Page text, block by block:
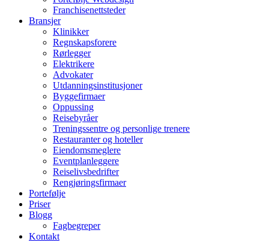
Franchisenettsteder
Bransjer
Klinikker
Regnskapsforere
Rørlegger
Elektrikere
Advokater
Utdanningsinstitusjoner
Byggefirmaer
Oppussing
Reisebyråer
Treningssentre og personlige trenere
Restauranter og hoteller
Eiendomsmeglere
Eventplanleggere
Reiselivsbedrifter
Rengjøringsfirmaer
Portefølje
Priser
Blogg
Fagbegreper
Kontakt